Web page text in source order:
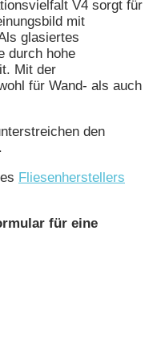
V4 sorgt für
mit
glasiertes
durch hohe
Mit der
für Wand- als auch
den
Fliesenherstellers
für eine